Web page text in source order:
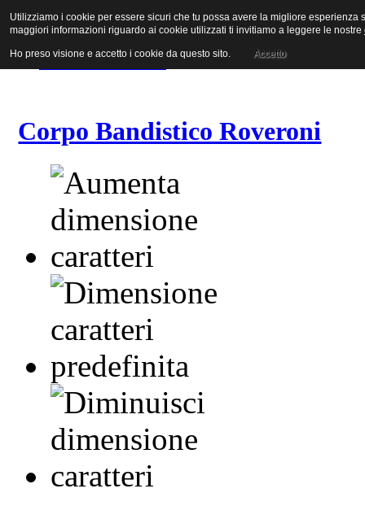
Vai al contenuto
Vai alla navigazione principale
Vai alla prima colonna
Corpo Bandistico Roveroni
Utilizziamo i cookie per essere sicuri che tu possa avere la migliore
maggiori informazioni riguardo ai cookie utilizzati ti invitiamo a leggere le nostre
Ho preso visione e accetto i cookie da questo sito. Accetto